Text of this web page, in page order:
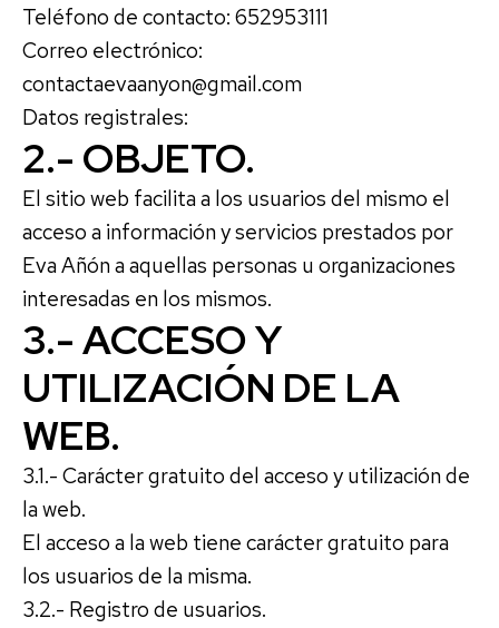
Teléfono de contacto: 652953111
Correo electrónico:
contactaevaanyon@gmail.com
Datos registrales:
2.- OBJETO.
El sitio web facilita a los usuarios del mismo el
acceso a información y servicios prestados por
Eva Añón a aquellas personas u organizaciones
interesadas en los mismos.
3.- ACCESO Y
UTILIZACIÓN DE LA
WEB.
3.1.- Carácter gratuito del acceso y utilización de
la web.
El acceso a la web tiene carácter gratuito para
los usuarios de la misma.
3.2.- Registro de usuarios.